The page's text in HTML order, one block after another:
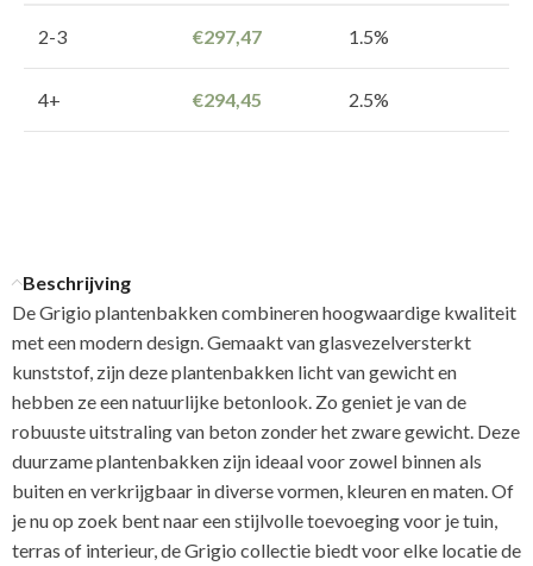
2-3 €297,47 1.5%
4+ €294,45 2.5%
Beschrijving
De Grigio plantenbakken combineren hoogwaardige kwaliteit
met een modern design. Gemaakt van glasvezelversterkt
kunststof, zijn deze plantenbakken licht van gewicht en
hebben ze een natuurlijke betonlook. Zo geniet je van de
robuuste uitstraling van beton zonder het zware gewicht. Deze
duurzame plantenbakken zijn ideaal voor zowel binnen als
buiten en verkrijgbaar in diverse vormen, kleuren en maten. Of
je nu op zoek bent naar een stijlvolle toevoeging voor je tuin,
terras of interieur, de Grigio collectie biedt voor elke locatie de